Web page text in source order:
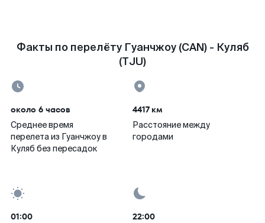
Факты по перелёту Гуанчжоу (CAN) - Куляб
(TJU)
около 6 часов
Среднее время
перелета из Гуанчжоу в
Куляб без пересадок
4417 км
Расстояние между
городами
01:00 22:00